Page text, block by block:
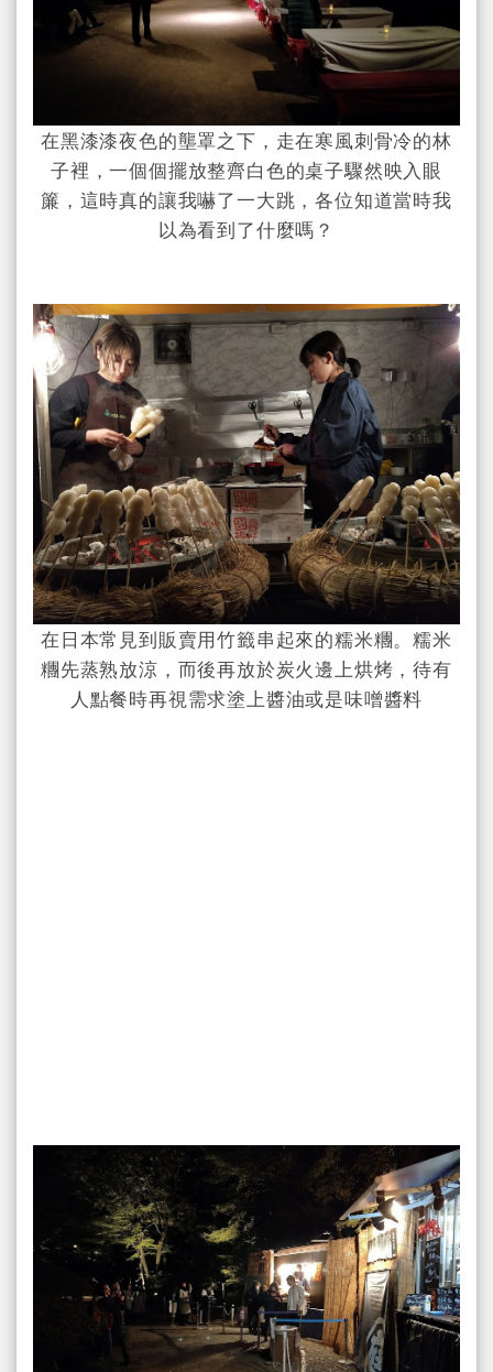
在黑漆漆夜色的壟罩之下，走在寒風刺骨冷的林
子裡，一個個擺放整齊白色的桌子驟然映入眼
簾，這時真的讓我嚇了一大跳，各位知道當時我
以為看到了什麼嗎？
在日本常見到販賣用竹籤串起來的糯米糰。糯米
糰先蒸熟放涼，而後再放於炭火邊上烘烤，待有
人點餐時再視需求塗上醬油或是味噌醬料